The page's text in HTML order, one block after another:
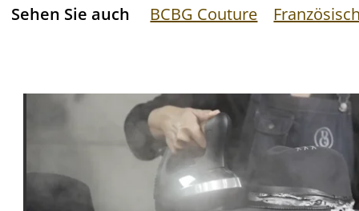
Sehen Sie auch BCBG Couture